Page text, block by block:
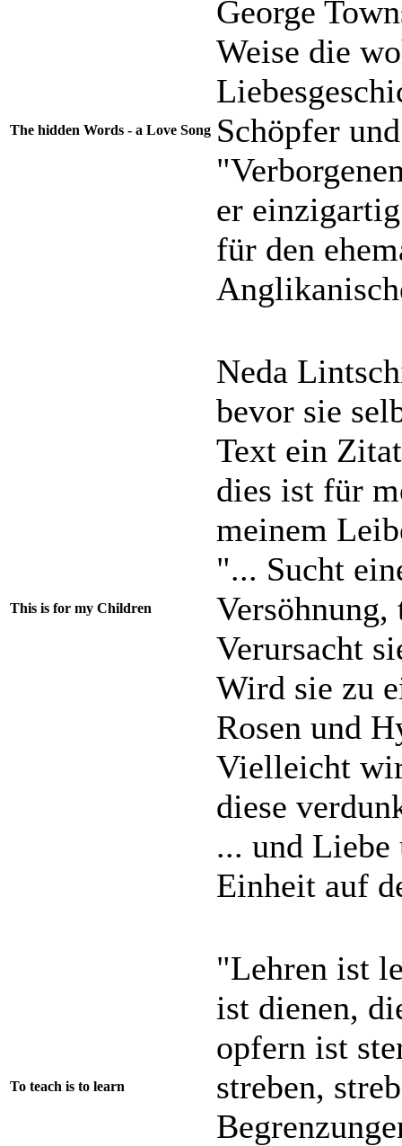
The hidden Words - a Love Song
George
Weise die
Schöpfer
er
für den
This is for my Children
Neda
bevor sie
Text ein
dies ist für
meinem
"... Sucht
Verursacht
Wird sie zu
Rosen und
Vielleicht
diese
... und Liebe
Einheit auf
To teach is to learn
"Lehren ist
ist dienen,
opfern ist
streben,